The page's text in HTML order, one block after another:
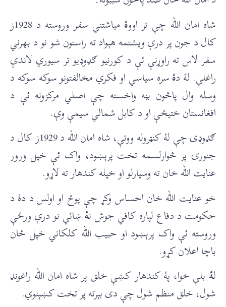
شاه امان الله چې تر اووۀ
میاشتني سفر وروسته د 1928ز
کال د جون پر درې ویشتمه هېواد ته راستون شو نو د بهرني
سفر لاس ته راوړنې ئې د کورنیو ګډوډیو تر سیوري لاندې
راغلې. لۀ دۀسره سياسي او فکري مخالفتونو سوکه سوکه د
وسله وال پاڅون بڼه واخسته چې اصلي مرکزونه ئې د
افغانستان ختیځې او د کابل شمالي سیمې وې.
ګډوډۍ چې لۀ کنټروله ووتې، شاه امان الله د 1929ز کال د
جنورۍ پر څوارلسمه تخت پرېښود، واک ئې خپل ورور
عنایت الله خان ته وسپارلو او خپله کندهار ته لاړو.
خو عنایت الله خان احساس وکړ چې پوځ او اولس د دۀ د
حکومت د دفاع لپاره کافي جوش نۀښائي نو درې ورځې
وروسته ئې واک پرېښود او حبيب الله کلکاني خپل ځان
باچا اعلان کړو.
لۀبلې خوا، پۀ کندهار کښې خلق پر شاه امان الله راغونډ
شول، خلق منظم شول چې دی بېرته پر تخت کښېنوي.